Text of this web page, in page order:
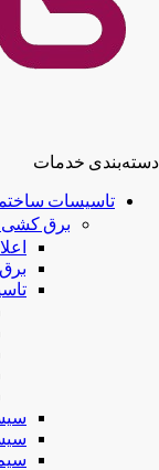
دسته‌بندی خدمات
تاسیسات
برق کشی